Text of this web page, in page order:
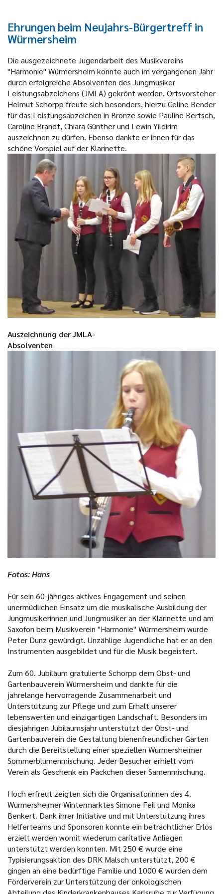
Ehrungen beim Neujahrs-Bürgertreff in
Würmersheim
Die ausgezeichnete Jugendarbeit des Musikvereins
"Harmonie" Würmersheim konnte auch im vergangenen Jahr
durch erfolgreiche Absolventen des Jungmusiker
Leistungsabzeichens (JMLA) gekrönt werden. Ortsvorsteher
Helmut Schorpp freute sich besonders, hierzu Celine Bender
für das Leistungsabzeichen in Bronze sowie Pauline Bertsch,
Caroline Brandt, Chiara Günther und Lewin Yildirim
auszeichnen zu dürfen. Ebenso dankte er ihnen für das
schöne Vorspiel auf der Klarinette.
Auszeichnung der JMLA-
Absolventen
Fotos: Hans
Für sein 60-jähriges aktives Engagement und seinen
unermüdlichen Einsatz um die musikalische Ausbildung der
Jungmusikerinnen und Jungmusiker an der Klarinette und am
Saxofon beim Musikverein "Harmonie" Würmersheim wurde
Peter Dunz gewürdigt. Unzählige Jugendliche hat er an den
Instrumenten ausgebildet und für die Musik begeistert.
Zum 60. Jubiläum gratulierte Schorpp dem Obst- und
Gartenbauverein Würmersheim und dankte für die
jahrelange hervorragende Zusammenarbeit und
Unterstützung zur Pflege und zum Erhalt unserer
lebenswerten und einzigartigen Landschaft. Besonders im
diesjährigen Jubiläumsjahr unterstützt der Obst- und
Gartenbauverein die Gestaltung bienenfreundlicher Gärten
durch die Bereitstellung einer speziellen Würmersheimer
Sommerblumenmischung. Jeder Besucher erhielt vom
Verein als Geschenk ein Päckchen dieser Samenmischung.
Hoch erfreut zeigten sich die Organisatorinnen des 4.
Würmersheimer Wintermarktes Simone Feil und Monika
Benkert. Dank ihrer Initiative und mit Unterstützung ihres
Helferteams und Sponsoren konnte ein beträchtlicher Erlös
erzielt werden womit wiederum caritative Anliegen
unterstützt werden konnten. Mit 250 € wurde eine
Typisierungsaktion des DRK Malsch unterstützt, 200 €
gingen an eine bedürftige Familie und 1000 € wurden dem
Förderverein zur Unterstützung der onkologischen